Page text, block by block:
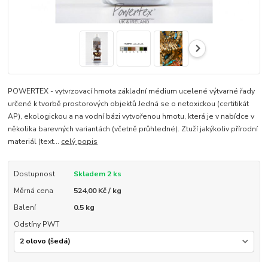
POWERTEX - vytvrzovací hmota základní médium ucelené výtvarné řady
určené k tvorbě prostorových objektů Jedná se o netoxickou (certitikát
AP), ekologickou a na vodní bázi vytvořenou hmotu, která je v nabídce v
několika barevných variantách (včetně průhledné). Ztuží jakýkoliv přírodní
materiál (text... celý popis
Dostupnost
Skladem 2 ks
Měrná cena
524,00 Kč / kg
Balení
0.5 kg
Odstíny PWT